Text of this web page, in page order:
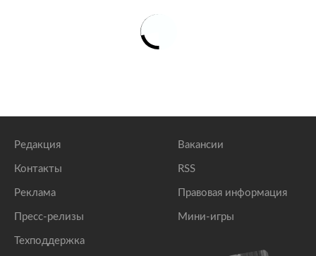
Редакция
Контакты
Реклама
Пресс-релизы
Техподдержка
Вакансии
RSS
Правовая информация
Мини-игры